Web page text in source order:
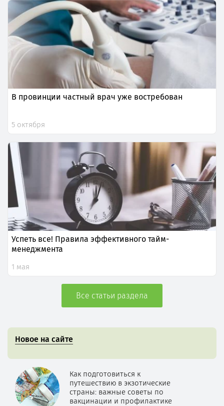
В провинции частный врач уже востребован
5 октября
Успеть все! Правила эффективного тайм-
менеджмента
1 мая
Все статьи раздела
Новое на сайте
Как подготовиться к
путешествию в экзотические
страны: важные советы по
вакцинации и профилактике